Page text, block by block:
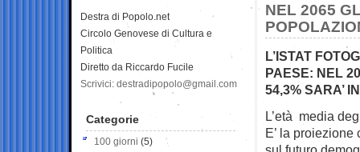
NEL 2065
L’ISTAT
PAESE: NEL
54,3% SARA’
L’età media
E’ la
Destra di Popolo.net
Circolo Genovese di Cultura e
Politica
Diretto da Riccardo Fucile
Scrivici: destradipopolo@gmail.com
Categorie
100 giorni (5)